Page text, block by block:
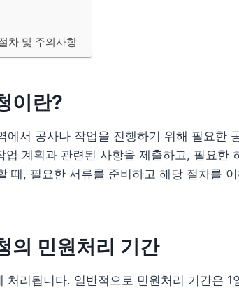
차 및 주의사항
이란?
에서 공사나 작업을 진행하기 위해 필요한
계획과 관련된 사항을 제출하고, 필요한
때, 필요한 서류를 준비하고 해당 절차를
의 민원처리 기간
처리됩니다. 일반적으로 민원처리 기간은 1